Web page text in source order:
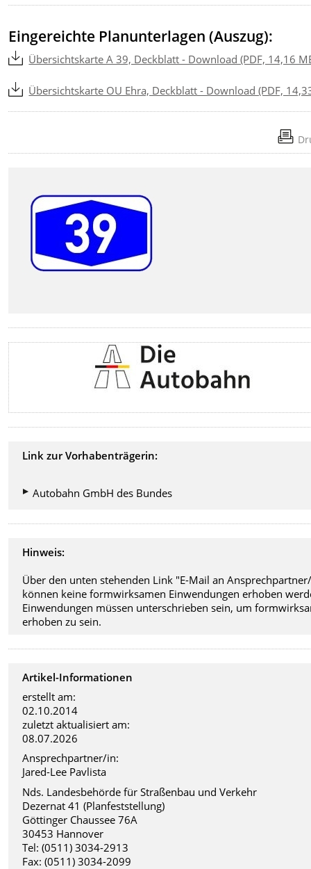
Eingereichte Planunterlagen (Auszug):
Übersichtskarte A 39, Deckblatt - Download (PDF, 14,16
Übersichtskarte OU Ehra, Deckblatt - Download (PDF,
Link zur Vorhabenträgerin:
Autobahn GmbH des Bundes
Hinweis:
Über den unten stehenden Link "E-Mail an
können keine formwirksamen Einwendungen erhoben
Einwendungen müssen unterschrieben sein, um
erhoben zu sein.
Artikel-Informationen
erstellt am:
02.10.2014
zuletzt aktualisiert am:
08.07.2026
Ansprechpartner/in:
Jared-Lee Pavlista
Nds. Landesbehörde für Straßenbau und Verkehr
Dezernat 41 (Planfeststellung)
Göttinger Chaussee 76A
30453 Hannover
Tel: (0511) 3034-2913
Fax: (0511) 3034-2099